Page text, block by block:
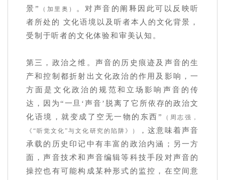
景”
（加里奥）
。对声音的阐释因此可以反映听
者所处的 文化语境以及听者本人的文化背景，
受制于听者的文化体验和审美认知。
第三，政治之维。声音的历史痕迹及声音的生
产和控制都折射出文化政治的作用及影响，一
方面是文化政治的规范和立场影响声音的传
达，因为“一旦‘声音’脱离了它所依存的政治文
化语境，就变成了空无一物的东西”
（周志强，
《“听觉文化”与文化研究的陷阱》）
，这意味着声音
承载的历史印记中有丰富的政治内涵；另一方
面，声音技术和声音编辑等科技手段对声音的
操控也有可能构成某种形式的监控，在空间意